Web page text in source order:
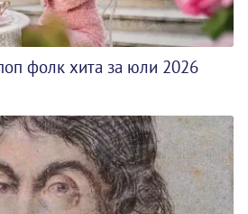
фолк хита за юли 2026